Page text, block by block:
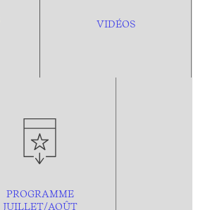
VIDÉOS
PROGRAMME
JUILLET/AOÛT